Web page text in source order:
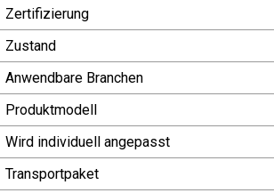
Zertifizierung
Zustand
Anwendbare Branchen
Produktmodell
Wird individuell angepasst
Transportpaket